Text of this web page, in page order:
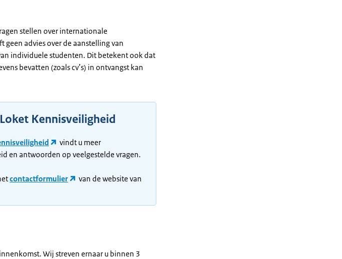
stellen over internationale
advies over de aanstelling van
individuele studenten. Dit betekent ook dat
bevatten (zoals cv’s) in ontvangst kan
Kennisveiligheid
vindt u meer
en antwoorden op veelgestelde vragen.
contactformulier
van de website van
Wij streven ernaar u binnen 3